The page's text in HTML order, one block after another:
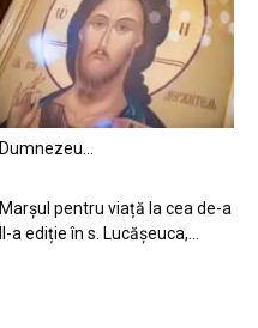
Dumnezeu…
Marșul pentru viață la cea de-a
II-a ediție în s. Lucășeuca,...